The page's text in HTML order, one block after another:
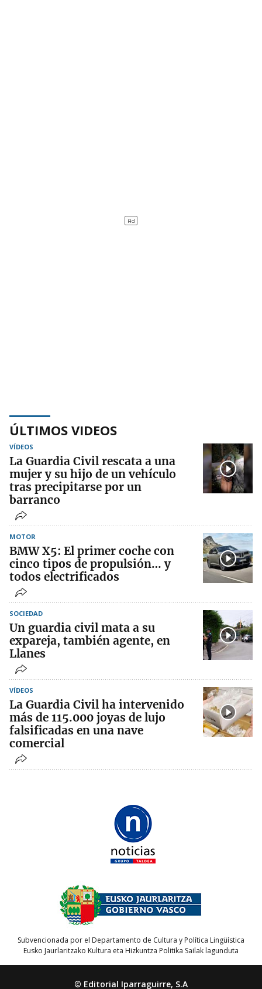
ÚLTIMOS VIDEOS
VÍDEOS
La Guardia Civil rescata a una
mujer y su hijo de un vehículo
tras precipitarse por un
barranco
MOTOR
BMW X5: El primer coche con
cinco tipos de propulsión… y
todos electrificados
SOCIEDAD
Un guardia civil mata a su
expareja, también agente, en
Llanes
VÍDEOS
La Guardia Civil ha intervenido
más de 115.000 joyas de lujo
falsificadas en una nave
comercial
Subvencionada por el Departamento de Cultura y Política Lingüística
Eusko Jaurlaritzako Kultura eta Hizkuntza Politika Sailak lagunduta
© Editorial Iparraguirre, S.A